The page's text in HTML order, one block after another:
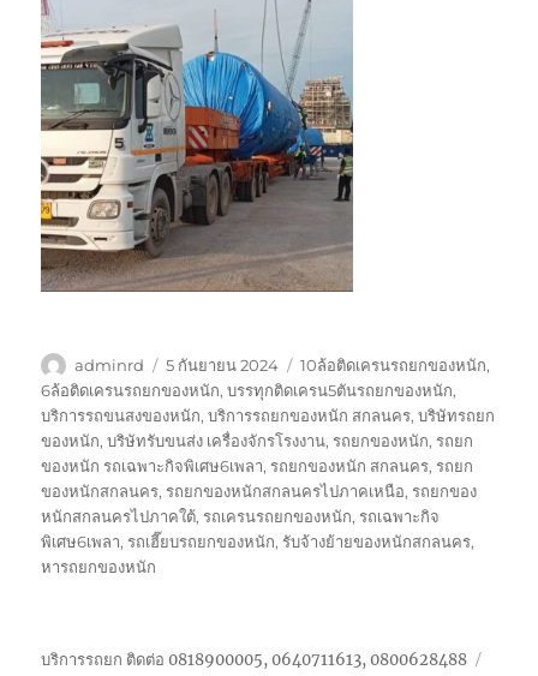
ผู้
เขียน
adminrd
เขียน
เมื่อ
5 กันยายน 2024
ป้าย
กำกับ
10ล้อติดเครนรถยกของหนัก,
6ล้อติดเครนรถยกของหนัก,บรรทุกติดเครน5ตันรถยกของหนัก,
บริการรถขนสงของหนัก,บริการรถยกของหนัก สกลนคร,บริษัทรถยก
ของหนัก,บริษัทรับขนส่ง เครื่องจักรโรงงาน,รถยกของหนัก,รถยก
ของหนัก รถเฉพาะกิจพิเศษ6เพลา,รถยกของหนัก สกลนคร,รถยก
ของหนักสกลนคร,รถยกของหนักสกลนครไปภาคเหนือ,รถยกของ
หนักสกลนครไปภาคใต้,รถเครนรถยกของหนัก,รถเฉพาะกิจ
พิเศษ6เพลา,รถเฮี๊ยบรถยกของหนัก,รับจ้างย้ายของหนักสกลนคร,
หารถยกของหนัก
บริการรถยก ติดต่อ 0818900005, 0640711613, 0800628488